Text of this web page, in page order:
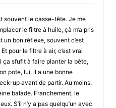
souvent le casse-tête. Je me
le filtre à huile, çà m’a pris
un bon réflexe, souvent c’est
pour le filtre à air, c’est vrai
ça sfufit à faire planter la bête,
pote, lui, il a une bonne
up avant de partir. Au moins,
balade. Franchement, le
S’il n’y a pas quelqu’un avec